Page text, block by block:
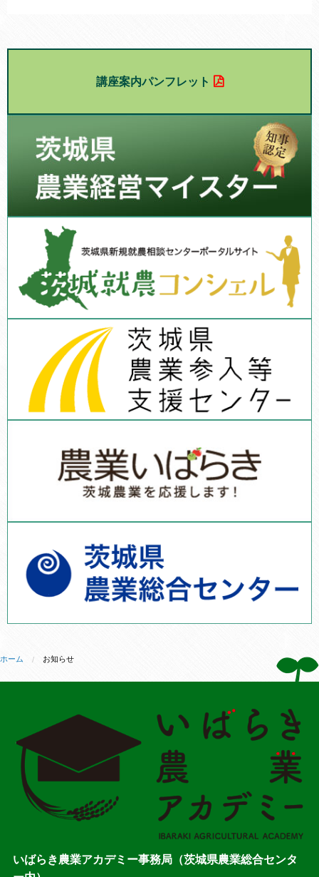
講座案内パンフレット
ホーム お知らせ
いばらき農業アカデミー事務局（茨城県農業総合センタ